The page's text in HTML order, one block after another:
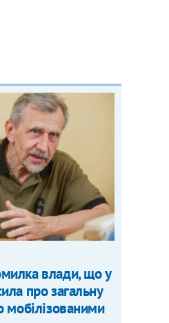
влади, що у
про загальну
мобілізованими